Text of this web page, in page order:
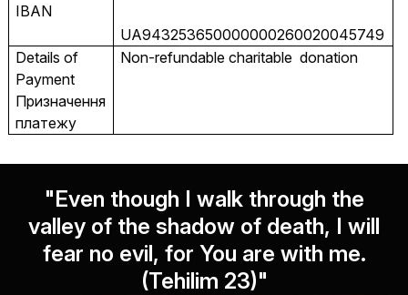
IBAN
UA943253650000000260020045749
Details of
Payment
Призначення
платежу
Non-refundable charitable donation
"Even though I walk through the
valley of the shadow of death, I will
fear no evil, for You are with me.
(Tehilim 23)"